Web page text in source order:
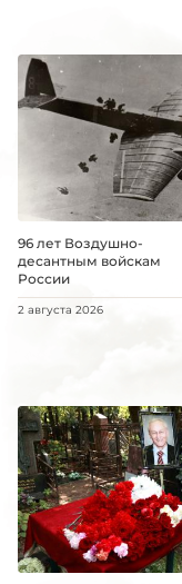
96 лет Воздушно-
десантным войскам
России
2 августа 2026